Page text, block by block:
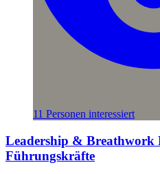
11 Personen interessiert
Leadership & Breathwork
Führungskräfte